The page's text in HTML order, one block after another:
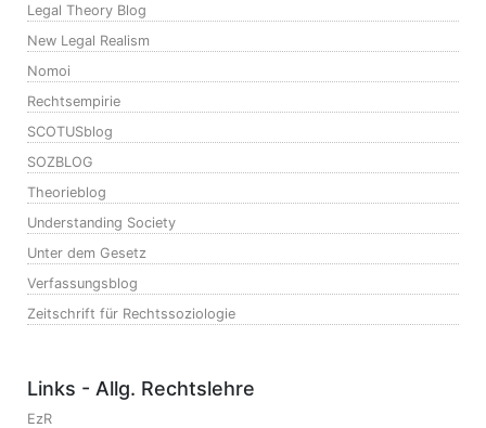
Legal Theory Blog
New Legal Realism
Nomoi
Rechtsempirie
SCOTUSblog
SOZBLOG
Theorieblog
Understanding Society
Unter dem Gesetz
Verfassungsblog
Zeitschrift für Rechtssoziologie
Links - Allg. Rechtslehre
EzR